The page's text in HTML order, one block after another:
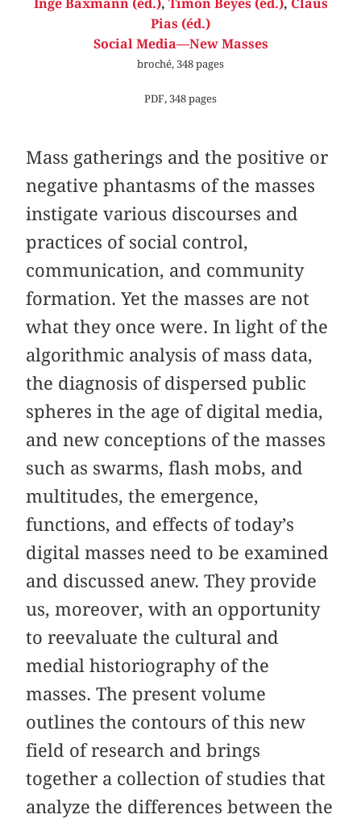
Inge Baxmann (éd.), Timon Beyes (éd.), Claus
Pias (éd.)
Social Media—New Masses
broché, 348 pages
PDF, 348 pages
Mass gatherings and the positive or
negative phantasms of the masses
instigate various discourses and
practices of social control,
communication, and community
formation. Yet the masses are not
what they once were. In light of the
algorithmic analysis of mass data,
the diagnosis of dispersed public
spheres in the age of digital media,
and new conceptions of the masses
such as swarms, flash mobs, and
multitudes, the emergence,
functions, and effects of today’s
digital masses need to be examined
and discussed anew. They provide
us, moreover, with an opportunity
to reevaluate the cultural and
medial historiography of the
masses. The present volume
outlines the contours of this new
field of research and brings
together a collection of studies that
analyze the differences between the